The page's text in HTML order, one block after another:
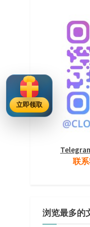
联
浏览最多的
立即领取